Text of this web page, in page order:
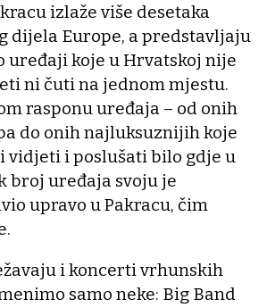
izlaže više desetaka
dijela Europe, a predstavljaju
uređaji koje u Hrvatskoj nije
ni čuti na jednom mjestu.
rasponu uređaja – od onih
do onih najluksuznijih koje
vidjeti i poslušati bilo gdje u
broj uređaja svoju je
upravo u Pakracu, čim
i koncerti vrhunskih
samo neke: Big Band